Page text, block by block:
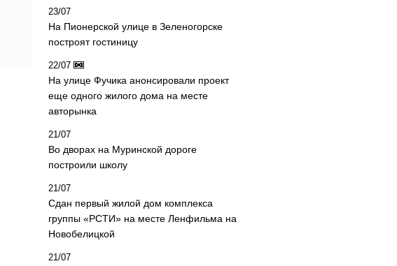
23/07
На Пионерской улице в Зеленогорске
построят гостиницу
22/07
На улице Фучика анонсировали проект
еще одного жилого дома на месте
авторынка
21/07
Во дворах на Муринской дороге
построили школу
21/07
Сдан первый жилой дом комплекса
группы «РСТИ» на месте Ленфильма на
Новобелицкой
21/07